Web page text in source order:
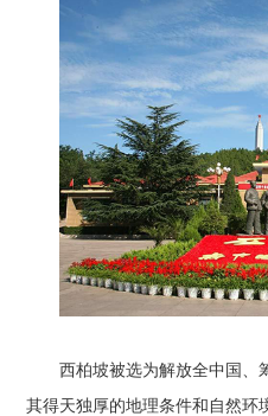
西柏坡被选为解放全中国、
其得天独厚的地理条件和自然环